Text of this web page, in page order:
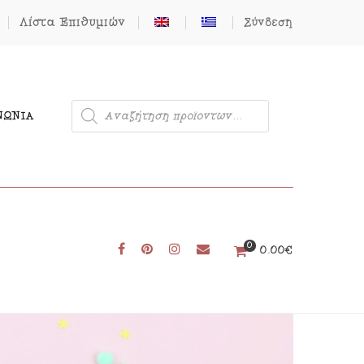
Λίστα Επιθυμιών Σύνδεση
Μονόκερος
Δωρεάν Πατρόν
0 0.00€